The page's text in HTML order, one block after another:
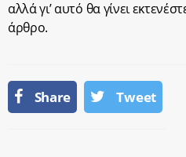
αλλά γι’ αυτό θα γίνει
άρθρο.
Share Tweet